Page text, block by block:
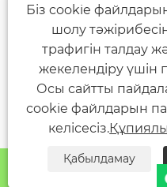
Біз cookie
шолу
трафигін талдау
жекелендіру үшін
Осы сайтты
cookie файлдарын
келісесіз.
Қабылдамау